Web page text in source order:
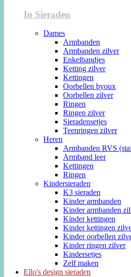
In Sieraden
Dames
Armbanden
Armbanden zilver
Enkelbandjes
Ketting zilver
Kettingen
Oorbellen byoux
Oorbellen zilver
Ringen
Ringen zilver
Sieradensetjes
Teenringen zilver
Heren
Armbanden RVS
Armband leer
Kettingen
Ringen
Kindersieraden
K3 sieraden
Kinder armbanden
Kinder armbanden
Kinder kettingen
Kinder kettingen
Kinder oorbellen
Kinder ringen zilver
Kindersetjes
Zelf maken
Ello's design sieraden